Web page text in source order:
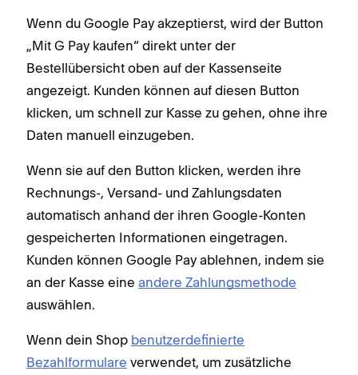
Wenn du Google Pay akzeptierst, wird der Button
„Mit G Pay kaufen“ direkt unter der
Bestellübersicht oben auf der Kassenseite
angezeigt. Kunden können auf diesen Button
klicken, um schnell zur Kasse zu gehen, ohne ihre
Daten manuell einzugeben.
Wenn sie auf den Button klicken, werden ihre
Rechnungs-, Versand- und Zahlungsdaten
automatisch anhand der ihren Google-Konten
gespeicherten Informationen eingetragen.
Kunden können Google Pay ablehnen, indem sie
an der Kasse eine andere Zahlungsmethode
auswählen.
Wenn dein Shop benutzerdefinierte
Bezahlformulare verwendet, um zusätzliche